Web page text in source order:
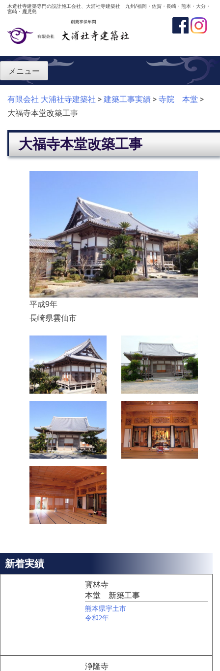
Skip
content
木造社寺建築専門の設計施工会社、大浦社寺建築社 九州/福岡・佐賀・長崎・熊本・大分・
宮崎・鹿児島
メニュー
有限会社 大浦社寺建築社 > 建築工事実績 > 寺院 本堂 >
大福寺本堂改築工事
大福寺本堂改築工事
平成9年
長崎県雲仙市
新着実績
寳林寺
本堂 新築工事
熊本県宇土市
令和2年
浄隆寺